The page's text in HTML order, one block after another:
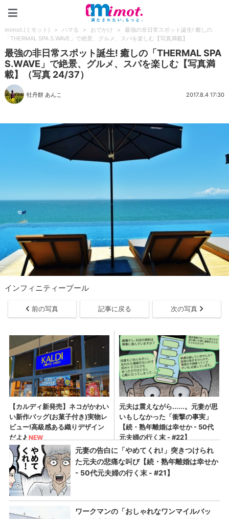
mimot.(ミモット) > ハマる > おでかけ >
最強の非日常スポット誕生! 癒しの
「THERMAL SPA S.WAVE」で絶景、グルメ、スパを楽しむ【写真満載】
最強の非日常スポット誕生! 癒しの「THERMAL SPA
S.WAVE」で絶景、グルメ、スパを楽しむ【写真満
載】（写真 24/37）
牡丹餅 あんこ 2017.8.4 17:30
インフィニティープール
前の写真 記事に戻る 次の写真